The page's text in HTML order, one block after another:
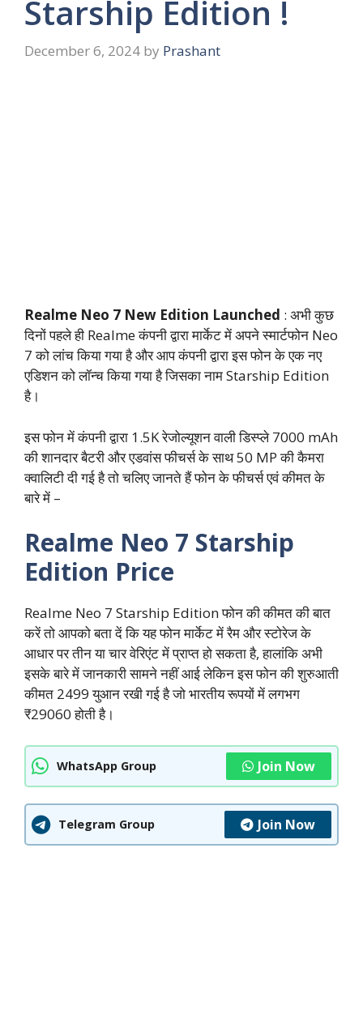
Starship Edition !
December 6, 2024 by Prashant
Realme Neo 7 New Edition Launched : अभी कुछ
दिनों पहले ही Realme कंपनी द्वारा मार्केट में अपने स्मार्टफोन Neo
7 को लांच किया गया है और आप कंपनी द्वारा इस फोन के एक नए
एडिशन को लॉन्च किया गया है जिसका नाम Starship Edition
है।
इस फोन में कंपनी द्वारा 1.5K रेजोल्यूशन वाली डिस्प्ले 7000 mAh
की शानदार बैटरी और एडवांस फीचर्स के साथ 50 MP की कैमरा
क्वालिटी दी गई है तो चलिए जानते हैं फोन के फीचर्स एवं कीमत के
बारे में –
Realme Neo 7 Starship
Edition Price
Realme Neo 7 Starship Edition फोन की कीमत की बात
करें तो आपको बता दें कि यह फोन मार्केट में रैम और स्टोरेज के
आधार पर तीन या चार वेरिएंट में प्राप्त हो सकता है, हालांकि अभी
इसके बारे में जानकारी सामने नहीं आई लेकिन इस फोन की शुरुआती
कीमत 2499 युआन रखी गई है जो भारतीय रूपयों में लगभग
₹29060 होती है।
WhatsApp Group Join Now
Telegram Group Join Now